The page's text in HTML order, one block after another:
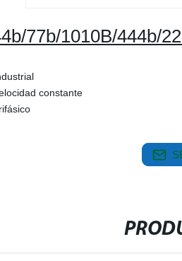
77b/1010B/444b/
constante